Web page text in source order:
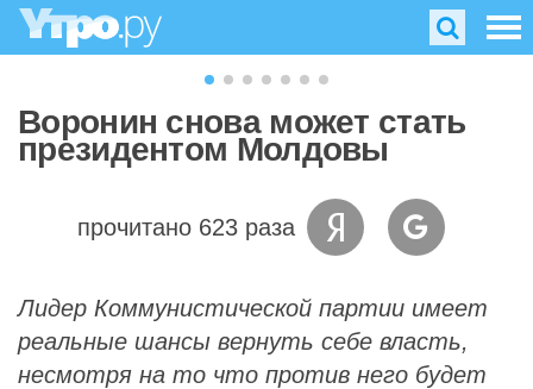
Воронин снова может стать
президентом Молдовы
прочитано 623 раза
Лидер Коммунистической партии имеет
реальные шансы вернуть себе власть,
несмотря на то что против него будет